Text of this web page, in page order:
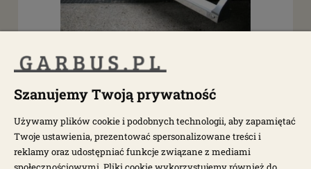
dostępny do 10 dni roboczych
Stopień boczny zewnętrzny stal Bulik T1, T2
0235
636,00 zł
Szanujemy Twoją prywatność
Używamy plików cookie i podobnych technologii, aby zapamiętać
Twoje ustawienia, prezentować spersonalizowane treści i
reklamy oraz udostępniać funkcje związane z mediami